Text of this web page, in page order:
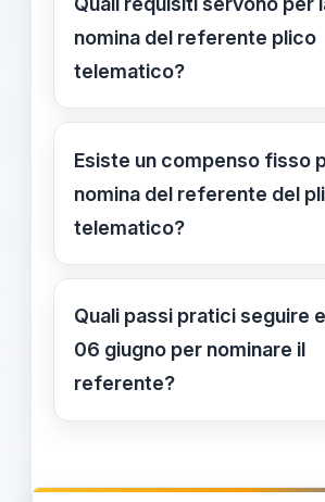
con competenze accertate,
Animatore digitale, ATA o
nomina del referente plico
telematico?
Contratto di lavoro a tempo
indeterminato o annuale;
ricoperto nomina in qualità di
Presidente o commissario
informatiche di base.
Esiste un compenso fisso
nomina del referente del
telematico?
Non esiste un compenso
fisso; eventuali
economici possono essere
dall’istituzione tramite FMOF
Quali passi pratici seguire
06 giugno per nominare il
referente?
Seguire la checklist:
candidati idonei tra docenti,